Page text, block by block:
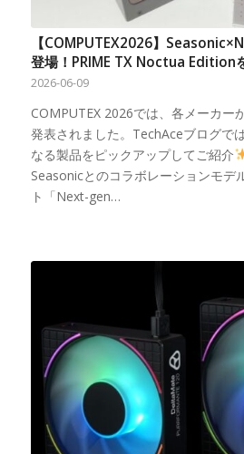
【COMPUTEX2026】
登場！PRIME TX Noctua Edition
2026-06-09
COMPUTEX 2026では、各メーカー
発表されました。TechAceブログで
なる製品をピックアップしてご紹介
Seasonicとのコラボレーションモデ
ト「Next-gen…